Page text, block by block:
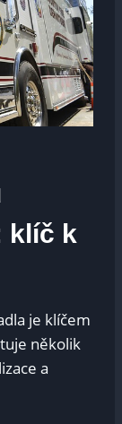
klíč k
je klíčem
několik
a